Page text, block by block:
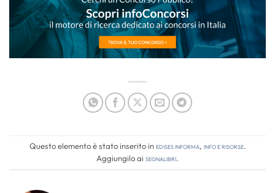
Questo elemento è stato inserito inEdises informa, Info e risorse.
Aggiungilo ai segnalibri.